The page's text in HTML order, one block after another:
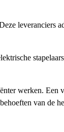
leveranciers
werken. Een
van de